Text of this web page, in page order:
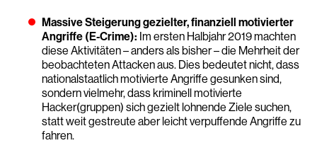
Massive Steigerung gezielter, finanziell motivierter
Angriffe (E-Crime): Im ersten Halbjahr 2019 machten
diese Aktivitäten – anders als bisher – die Mehrheit der
beobachteten Attacken aus. Dies bedeutet nicht, dass
nationalstaatlich motivierte Angriffe gesunken sind,
sondern vielmehr, dass kriminell motivierte
Hacker(gruppen) sich gezielt lohnende Ziele suchen,
statt weit gestreute aber leicht verpuffende Angriffe zu
fahren.